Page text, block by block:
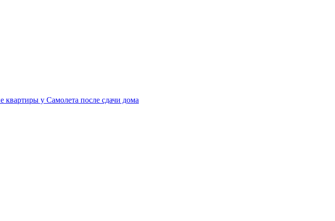
у Самолета после сдачи дома